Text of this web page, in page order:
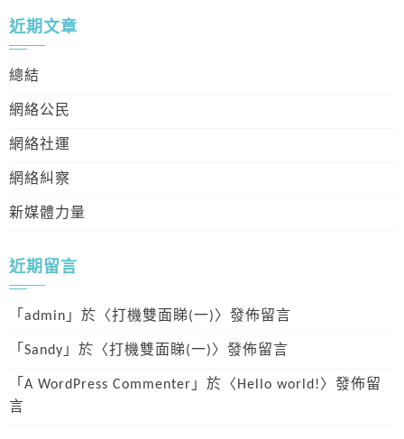
關
鍵
近期文章
總結
網絡公民
網絡社運
網絡糾察
新媒體力量
近期留言
「 admin 」於〈打機雙面睇(一) 〉發佈留言
「 Sandy 」於〈打機雙面睇(一) 〉發佈留言
「 A WordPress Commenter 」於〈 Hello world! 〉發佈留
言